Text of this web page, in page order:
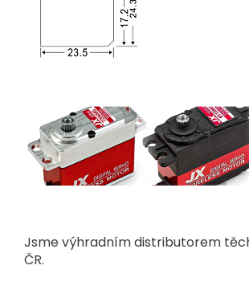
Jsme výhradním distributorem
ČR.